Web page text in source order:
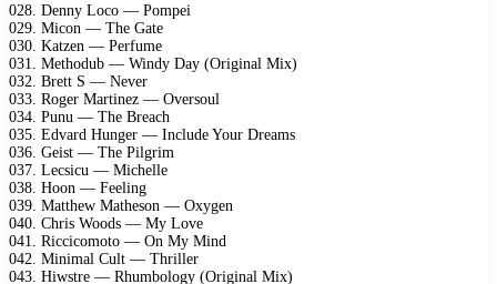
028. Denny Loco — Pompei
029. Micon — The Gate
030. Katzen — Perfume
031. Methodub — Windy Day (Original Mix)
032. Brett S — Never
033. Roger Martinez — Oversoul
034. Punu — The Breach
035. Edvard Hunger — Include Your Dreams
036. Geist — The Pilgrim
037. Lecsicu — Michelle
038. Hoon — Feeling
039. Matthew Matheson — Oxygen
040. Chris Woods — My Love
041. Riccicomoto — On My Mind
042. Minimal Cult — Thriller
043. Hiwstre — Rhumbology (Original Mix)